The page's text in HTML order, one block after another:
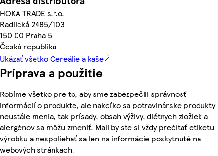
HOKA TRADE s.r.o.
Radlická 2485/103
150 00 Praha 5
Česká republika
Ukázať všetko Cereálie a kaše
Príprava a použitie
Robíme všetko pre to, aby sme zabezpečili správnosť
informácií o produkte, ale nakoľko sa potravinárske produkty
neustále menia, tak prísady, obsah výživy, diétnych zložiek a
alergénov sa môžu zmeniť. Mali by ste si vždy prečítať etiketu
výrobku a nespoliehať sa len na informácie poskytnuté na
webových stránkach.